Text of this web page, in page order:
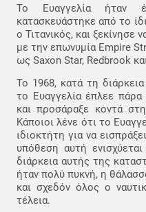
Το Ευαγγελία ήταν
κατασκευάστηκε από το
ο Τιτανικός, και ξεκίνησε
με την επωνυμία Empire
ως Saxon Star, Redbrook
Το 1968, κατά τη
το Ευαγγελία έπλεε
και προσάραξε κοντά
Κάποιοι λένε ότι το
ιδιοκτήτη για να
υπόθεση αυτή
διάρκεια αυτής της
ήταν πολύ πυκνή, η
και σχεδόν όλος ο
τέλεια.